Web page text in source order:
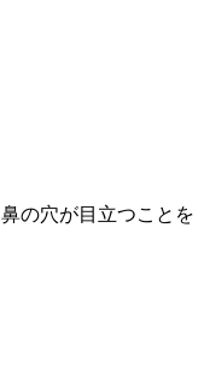
の穴が目立つことを